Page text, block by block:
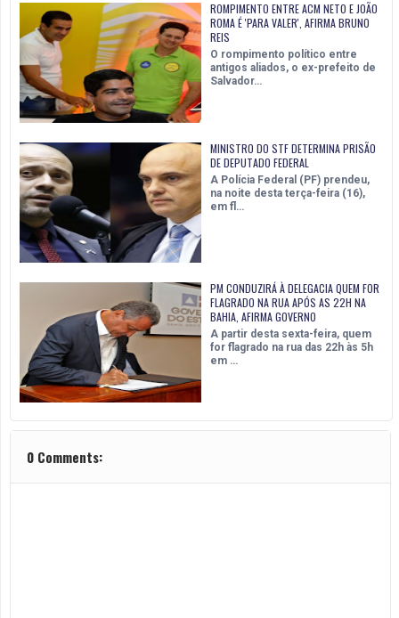
ROMPIMENTO ENTRE ACM NETO E JOÃO
ROMA É 'PARA VALER', AFIRMA BRUNO
REIS
O rompimento político entre
antigos aliados, o ex-prefeito de
Salvador…
MINISTRO DO STF DETERMINA PRISÃO
DE DEPUTADO FEDERAL
A Polícia Federal (PF) prendeu,
na noite desta terça-feira (16),
em fl…
PM CONDUZIRÁ À DELEGACIA QUEM FOR
FLAGRADO NA RUA APÓS AS 22H NA
BAHIA, AFIRMA GOVERNO
A partir desta sexta-feira, quem
for flagrado na rua das 22h às 5h
em …
0 Comments: